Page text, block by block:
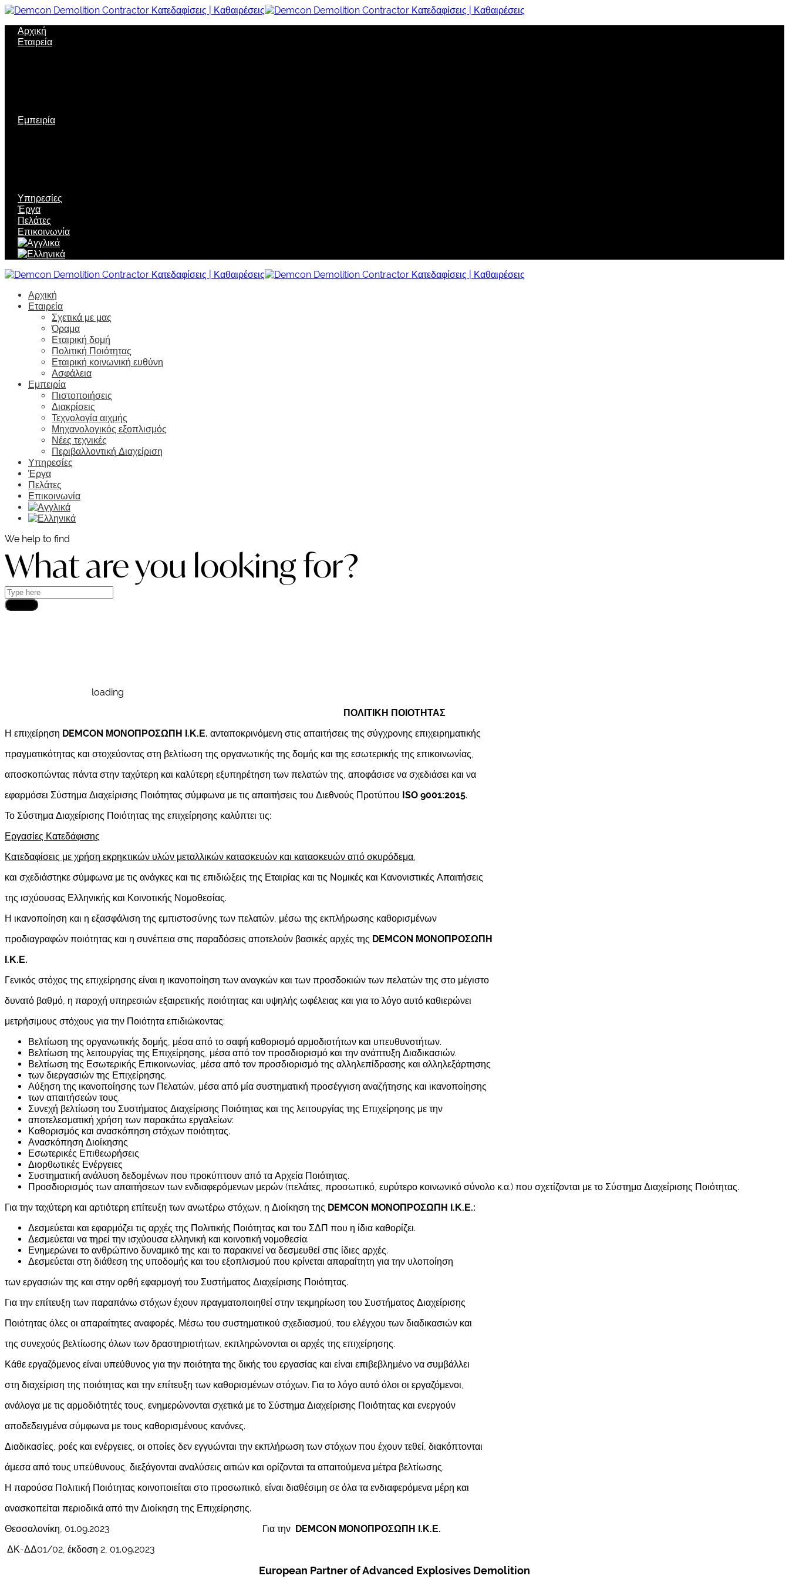
Αρχική
Εταιρεία
Εμπειρία
Υπηρεσίες
Έργα
Πελάτες
Επικοινωνία
Αρχική
Εταιρεία
Σχετικά με μας
Όραμα
Εταιρική δομή
Πολιτική Ποιότητας
Εταιρική κοινωνική ευθύνη
Ασφάλεια
Εμπειρία
Πιστοποιήσεις
Διακρίσεις
Τεχνολογία αιχμής
Μηχανολογικός εξοπλισμός
Νέες τεχνικές
Περιβαλλοντική Διαχείριση
Υπηρεσίες
Έργα
Πελάτες
Επικοινωνία
We help to find
What are you looking for?
loading
ΠΟΛΙΤΙΚΗ ΠΟΙΟΤΗΤΑΣ
Η επιχείρηση DEMCON ΜΟΝΟΠΡΟΣΩΠΗ Ι.Κ.Ε. ανταποκρινόμενη στις απαιτήσεις της σύγχρονης επιχειρηματικής
πραγματικότητας και στοχεύοντας στη βελτίωση της οργανωτικής της δομής και της εσωτερικής της επικοινωνίας,
αποσκοπώντας πάντα στην ταχύτερη και καλύτερη εξυπηρέτηση των πελατών της, αποφάσισε να σχεδιάσει και να
εφαρμόσει Σύστημα Διαχείρισης Ποιότητας σύμφωνα με τις απαιτήσεις του Διεθνούς Προτύπου ISO 9001:2015.
Το Σύστημα Διαχείρισης Ποιότητας της επιχείρησης καλύπτει τις:
Εργασίες Κατεδάφισης
Κατεδαφίσεις με χρήση εκρηκτικών υλών μεταλλικών κατασκευών και κατασκευών από σκυρόδεμα.
και σχεδιάστηκε σύμφωνα με τις ανάγκες και τις επιδιώξεις της Εταιρίας και τις Νομικές και Κανονιστικές Απαιτήσεις
της ισχύουσας Ελληνικής και Κοινοτικής Νομοθεσίας.
Η ικανοποίηση και η εξασφάλιση της εμπιστοσύνης των πελατών, μέσω της εκπλήρωσης καθορισμένων
προδιαγραφών ποιότητας και η συνέπεια στις παραδόσεις αποτελούν βασικές αρχές της DEMCON ΜΟΝΟΠΡΟΣΩΠΗ
Ι.Κ.Ε.
Γενικός στόχος της επιχείρησης είναι η ικανοποίηση των αναγκών και των προσδοκιών των πελατών της στο μέγιστο
δυνατό βαθμό, η παροχή υπηρεσιών εξαιρετικής ποιότητας και υψηλής ωφέλειας και για το λόγο αυτό καθιερώνει
μετρήσιμους στόχους για την Ποιότητα επιδιώκοντας:
Βελτίωση της οργανωτικής δομής, μέσα από το σαφή καθορισμό αρμοδιοτήτων και υπευθυνοτήτων.
Βελτίωση της λειτουργίας της Επιχείρησης, μέσα από τον προσδιορισμό και την ανάπτυξη Διαδικασιών.
Βελτίωση της Εσωτερικής Επικοινωνίας, μέσα από τον προσδιορισμό της αλληλεπίδρασης και αλληλεξάρτησης
των διεργασιών της Επιχείρησης.
Αύξηση της ικανοποίησης των Πελατών, μέσα από μία συστηματική προσέγγιση αναζήτησης και ικανοποίησης
των απαιτήσεών τους.
Συνεχή βελτίωση του Συστήματος Διαχείρισης Ποιότητας και της λειτουργίας της Επιχείρησης με την
αποτελεσματική χρήση των παρακάτω εργαλείων:
Καθορισμός και ανασκόπηση στόχων ποιότητας.
Ανασκόπηση Διοίκησης
Εσωτερικές Επιθεωρήσεις
Διορθωτικές Ενέργειες
Συστηματική ανάλυση δεδομένων που προκύπτουν από τα Αρχεία Ποιότητας.
Προσδιορισμός των απαιτήσεων των ενδιαφερόμενων μερών (πελάτες, προσωπικό, ευρύτερο κοινωνικό σύνολο κ.α.) που σχετίζονται με το Σύστημα Διαχείρισης Ποιότητας.
Για την ταχύτερη και αρτιότερη επίτευξη των ανωτέρω στόχων, η Διοίκηση της DEMCON ΜΟΝΟΠΡΟΣΩΠΗ Ι.Κ.Ε.:
Δεσμεύεται και εφαρμόζει τις αρχές της Πολιτικής Ποιότητας και του ΣΔΠ που η ίδια καθορίζει.
Δεσμεύεται να τηρεί την ισχύουσα ελληνική και κοινοτική νομοθεσία.
Ενημερώνει το ανθρώπινο δυναμικό της και το παρακινεί να δεσμευθεί στις ίδιες αρχές.
Δεσμεύεται στη διάθεση της υποδομής και του εξοπλισμού που κρίνεται απαραίτητη για την υλοποίηση
των εργασιών της και στην ορθή εφαρμογή του Συστήματος Διαχείρισης Ποιότητας.
Για την επίτευξη των παραπάνω στόχων έχουν πραγματοποιηθεί στην τεκμηρίωση του Συστήματος Διαχείρισης
Ποιότητας όλες οι απαραίτητες αναφορές. Μέσω του συστηματικού σχεδιασμού, του ελέγχου των διαδικασιών και
της συνεχούς βελτίωσης όλων των δραστηριοτήτων, εκπληρώνονται οι αρχές της επιχείρησης.
Κάθε εργαζόμενος είναι υπεύθυνος για την ποιότητα της δικής του εργασίας και είναι επιβεβλημένο να συμβάλλει
στη διαχείριση της ποιότητας και την επίτευξη των καθορισμένων στόχων. Για το λόγο αυτό όλοι οι εργαζόμενοι,
ανάλογα με τις αρμοδιότητές τους, ενημερώνονται σχετικά με το Σύστημα Διαχείρισης Ποιότητας και ενεργούν
αποδεδειγμένα σύμφωνα με τους καθορισμένους κανόνες.
Διαδικασίες, ροές και ενέργειες, οι οποίες δεν εγγυώνται την εκπλήρωση των στόχων που έχουν τεθεί, διακόπτονται
άμεσα από τους υπεύθυνους, διεξάγονται αναλύσεις αιτιών και ορίζονται τα απαιτούμενα μέτρα βελτίωσης.
Η παρούσα Πολιτική Ποιότητας κοινοποιείται στο προσωπικό, είναι διαθέσιμη σε όλα τα ενδιαφερόμενα μέρη και
ανασκοπείται περιοδικά από την Διοίκηση της Επιχείρησης.
Θεσσαλονίκη, 01.09.2023 Για την DEMCON ΜΟΝΟΠΡΟΣΩΠΗ Ι.Κ.Ε.
ΔΚ-ΔΔ01/02, έκδοση 2, 01.09.2023
European Partner of Advanced Explosives Demolition